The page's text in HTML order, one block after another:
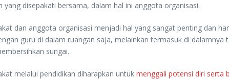
disepakati bersama, dalam hal ini anggota organisasi.
dan anggota organisasi menjadi hal yang sangat penting dan
guru di dalam ruangan saja, melainkan termasuk di
sungai.
melalui pendidikan diharapkan untuk menggali potensi diri serta